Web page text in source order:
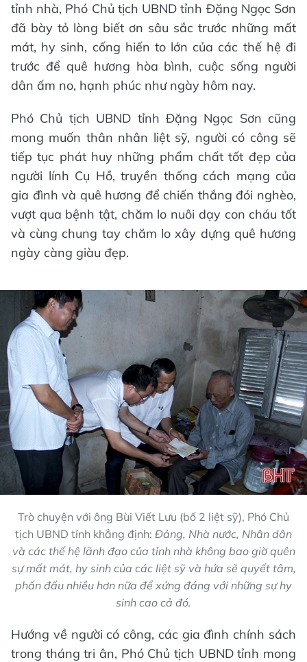
tỉnh nhà, Phó Chủ tịch UBND tỉnh Đặng Ngọc Sơn
đã bày tỏ lòng biết ơn sâu sắc trước những mất
mát, hy sinh, cống hiến to lớn của các thế hệ đi
trước để quê hương hòa bình, cuộc sống người
dân ấm no, hạnh phúc như ngày hôm nay.
Phó Chủ tịch UBND tỉnh Đặng Ngọc Sơn cũng
mong muốn thân nhân liệt sỹ, người có công sẽ
tiếp tục phát huy những phẩm chất tốt đẹp của
người lính Cụ Hồ, truyền thống cách mạng của
gia đình và quê hương để chiến thắng đói nghèo,
vượt qua bệnh tật, chăm lo nuôi dạy con cháu tốt
và cùng chung tay chăm lo xây dựng quê hương
ngày càng giàu đẹp.
Trò chuyện với ông Bùi Viết Lưu (bố 2 liệt sỹ), Phó Chủ
tịch UBND tỉnh khẳng định: Đảng, Nhà nước, Nhân dân
và các thế hệ lãnh đạo của tỉnh nhà không bao giờ quên
sự mất mát, hy sinh của các liệt sỹ và hứa sẽ quyết tâm,
phấn đấu nhiều hơn nữa để xứng đáng với những sự hy
sinh cao cả đó.
Hướng về người có công, các gia đình chính sách
trong tháng tri ân, Phó Chủ tịch UBND tỉnh mong